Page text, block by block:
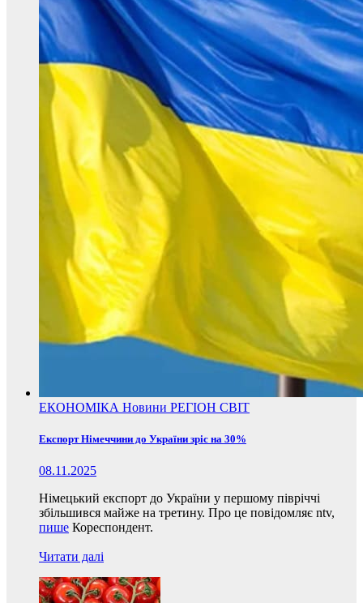
ЕКОНОМІКА Новини РЕГІОН СВІТ
Експорт Німеччини до України зріс на 30%
08.11.2025
Німецький експорт до України у першому півріччі
збільшився майже на третину. Про це повідомляє ntv,
пише Кореспондент.
Читати далі